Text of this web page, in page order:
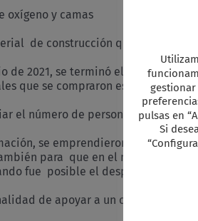
oxígeno y camas
de construcción que se reservó
de 2021, se terminó el trabajo
que se compraron ese año,
el número de personas atendidas
se emprendieron las clases
para que en el mercado a la
fue posible el desplazamiento
de apoyar a un colectivo
pulsas en
Si